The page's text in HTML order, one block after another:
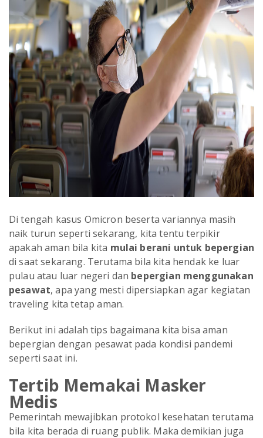
Di tengah kasus Omicron beserta variannya masih
naik turun seperti sekarang, kita tentu terpikir
apakah aman bila kita mulai berani untuk bepergian
di saat sekarang. Terutama bila kita hendak ke luar
pulau atau luar negeri dan bepergian menggunakan
pesawat, apa yang mesti dipersiapkan agar kegiatan
traveling kita tetap aman.
Berikut ini adalah tips bagaimana kita bisa aman
bepergian dengan pesawat pada kondisi pandemi
seperti saat ini.
Tertib Memakai Masker
Medis
Pemerintah mewajibkan protokol kesehatan terutama
bila kita berada di ruang publik. Maka demikian juga